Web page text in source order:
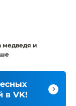
медведя и
в VK!